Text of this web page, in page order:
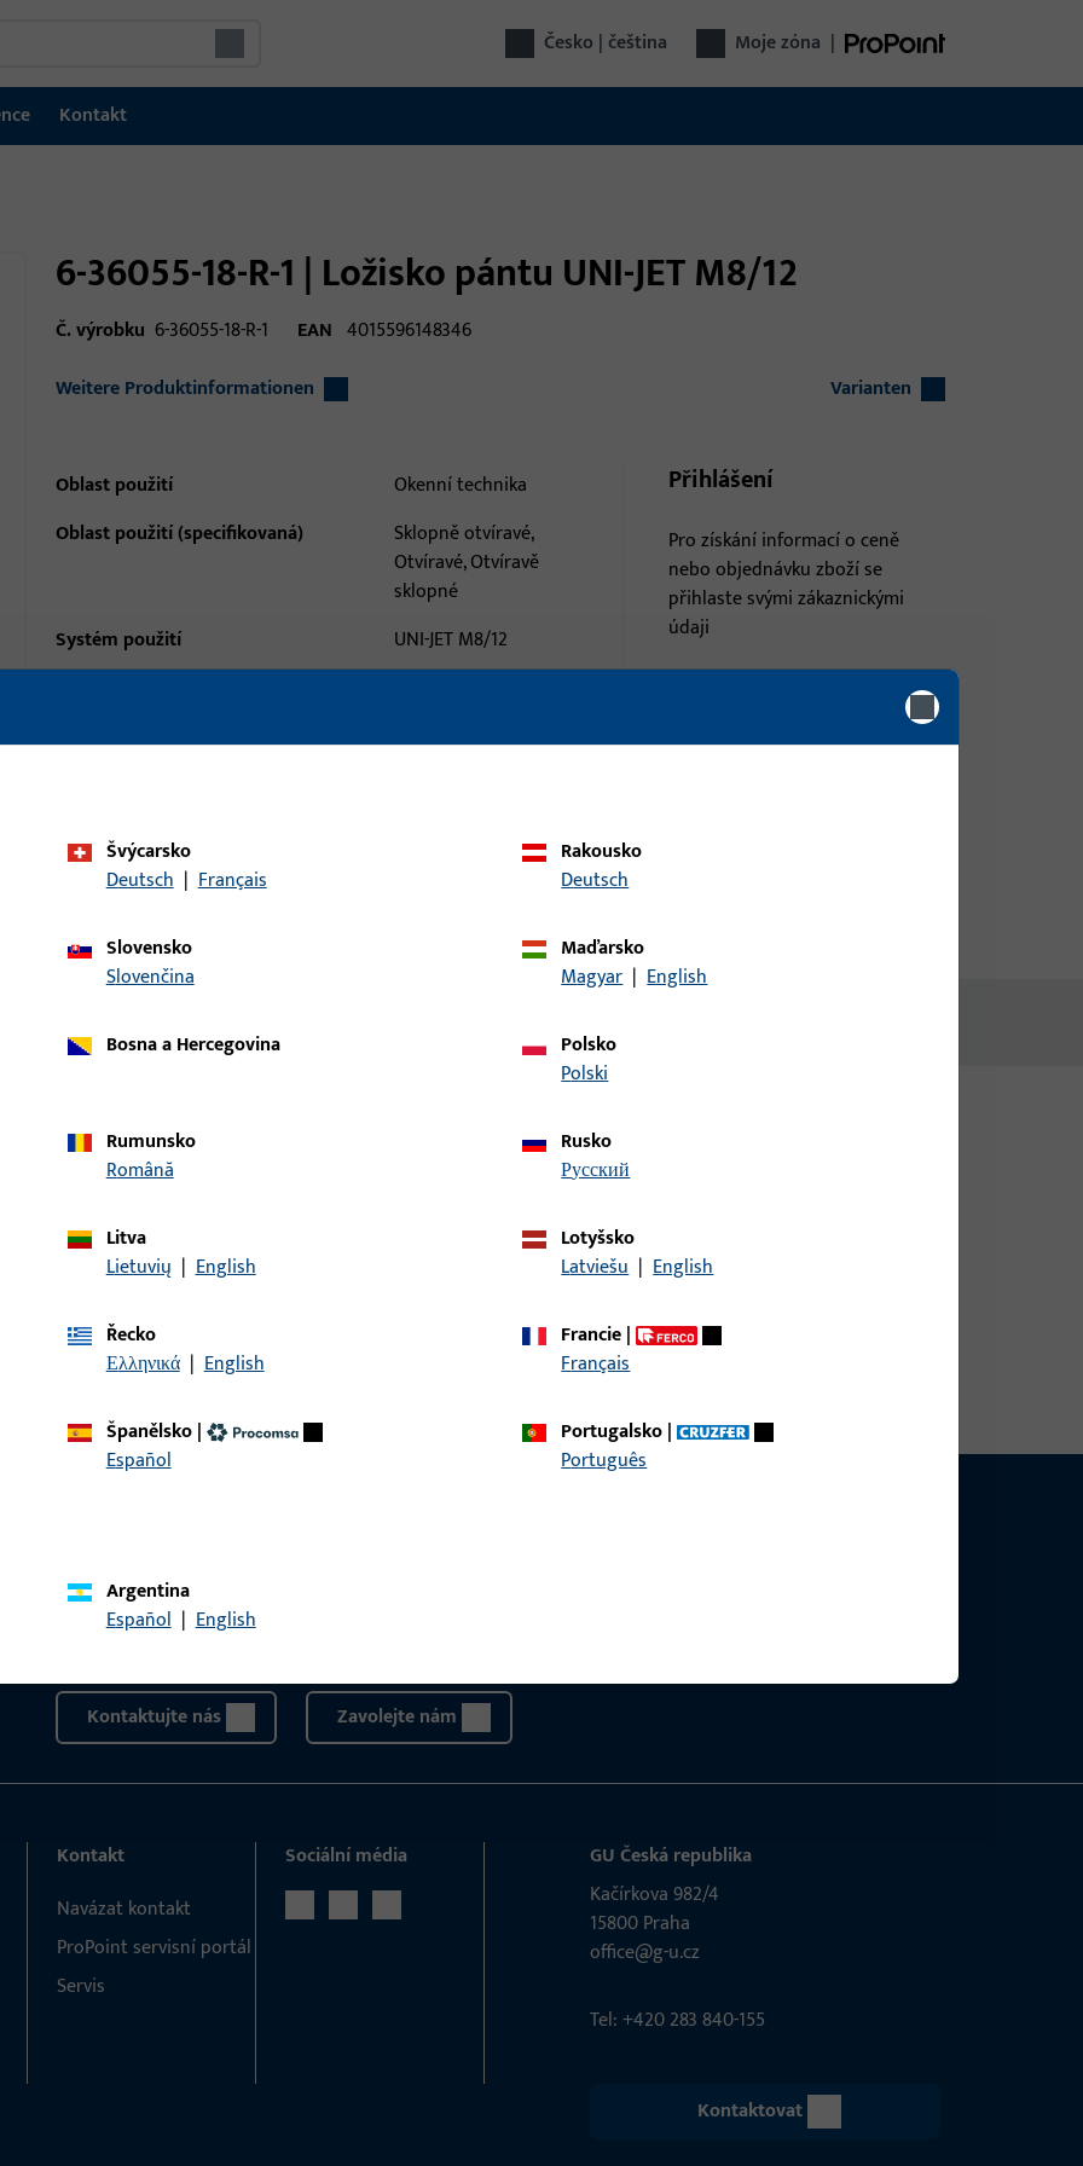
Česko | čeština Moje zóna |
Kontakt
6-36055-18-R-1 | Ložisko pántu UNI-JET M8/12
Č. výrobku 6-36055-18-R-1 EAN 4015596148346
Weitere Produktinformationen
Varianten
Oblast použití
Okenní technika
Oblast použití (specifikovaná)
Sklopně otvíravé,
Otvíravé, Otvíravě
sklopné
Systém použití
UNI-JET M8/12
Popis povrchu
ferGUard*stříbrná
Minimální objednací jednotka
Přihlášení
Pro získání informací o ceně
nebo objednávku zboží se
přihlaste svými zákaznickými
údaji
Stahování
pántu UNI-JET M8/12
Nůžkové ložisko, celková šířka 26 mm, celková výška / hloubka 34,5 mm,
celková délka 92 mm, Poloha drážky 9 mm, Max. hmotnost křídla 200 kg
Náš servisní tým vám rád pomůže se všemi dotazy týkajícími se produktů, aplikací a projektů. Stačí nás
Kontaktujte nás Zavolejte nám
Švýcarsko
Deutsch | Français
Rakousko
Deutsch
Slovensko
Slovenčina
Maďarsko
Magyar | English
Bosna a Hercegovina
Polsko
Polski
Rumunsko
Română
Rusko
русский
Litva
Lietuvių | English
Lotyšsko
Latviešu | English
Řecko
Ελληνικά | English
Francie|
Français
Španělsko|
Español
Portugalsko|
Português
Argentina
Español | English
Kontakt
Navázat kontakt
ProPoint servisní portál
Servis
Sociální média
GU Česká republika
Kačírkova 982/4
15800 Praha
office@g-u.cz
Tel: +420 283 840-155
Kontaktovat